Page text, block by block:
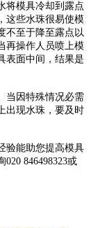
将模具冷却到露点
这些水珠很易使模
不至于降至露点以
再操作人员喷上模
表面中间，结果是
当因特殊情况必需
出现水珠，要及时
验能助您提高模具
020 846498323或